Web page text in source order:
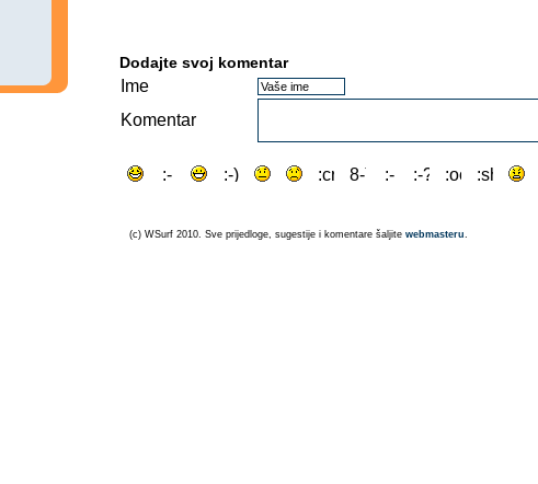
Dodajte svoj komentar
Ime
Komentar
(c) WSurf 2010. Sve prijedloge, sugestije i komentare šaljite webmasteru